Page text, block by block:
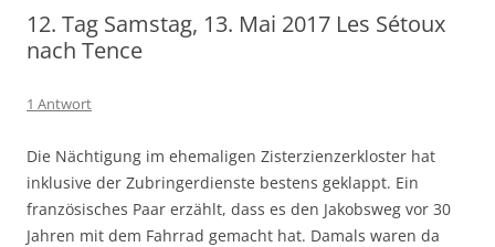
12. Tag Samstag, 13. Mai 2017 Les Sétoux
nach Tence
1 Antwort
Die Nächtigung im ehemaligen Zisterzienzerkloster hat
inklusive der Zubringerdienste bestens geklappt. Ein
französisches Paar erzählt, dass es den Jakobsweg vor 30
Jahren mit dem Fahrrad gemacht hat. Damals waren da